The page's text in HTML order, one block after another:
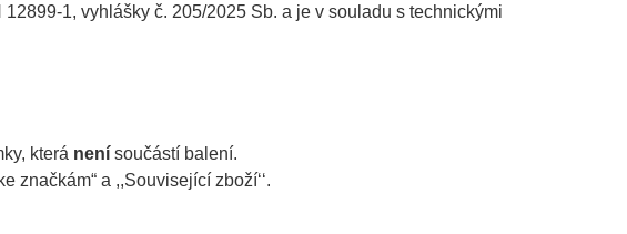
1, vyhlášky č. 205/2025 Sb. a je v souladu s technickými
která nenísoučástí balení.
značkám“ a ,,Související zboží‘‘.